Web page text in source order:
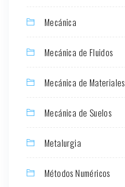
Mecánica
Mecánica de Fluidos
Mecánica de Materiales
Mecánica de Suelos
Metalurgia
Métodos Numéricos